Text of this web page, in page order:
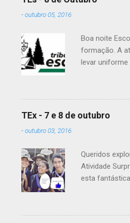
-outubro 05, 2016
Boa noite
formação. A
levar uniforme
Patrulha
É
vejam as
TEx - 7 e 8 de outubro
-outubro 03, 2016
Queridos
Atividade
esta
material que
levar todo o